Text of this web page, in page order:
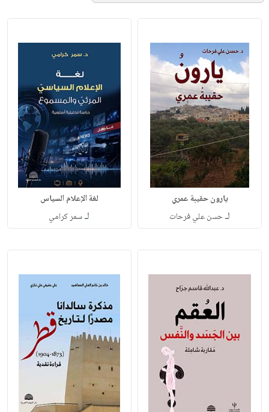
يارون حقيبة عمري
لـحسن علي فرحات
لغة الإعلام السياس
لـسمر كرامي